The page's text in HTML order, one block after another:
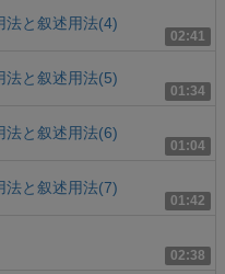
02:41
法と叙述用法(4)
01:34
法と叙述用法(5)
01:04
法と叙述用法(6)
01:42
法と叙述用法(7)
02:38